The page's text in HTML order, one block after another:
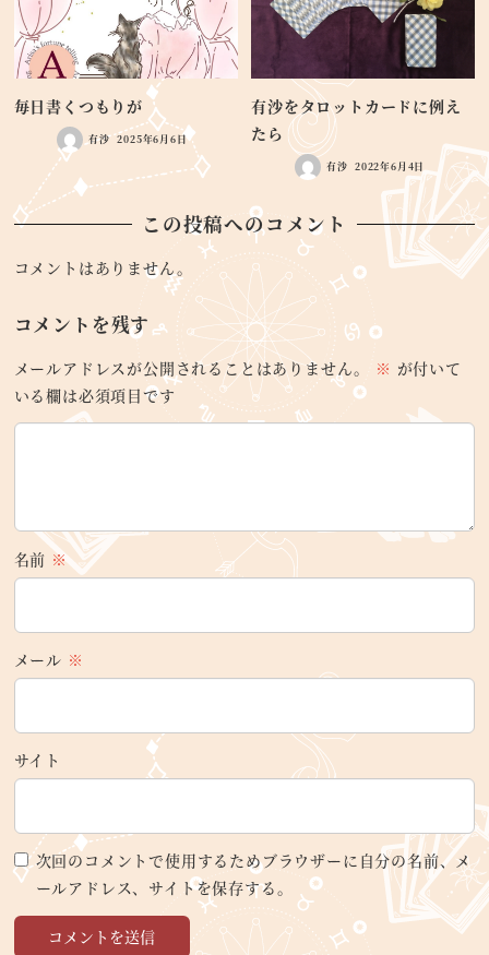
毎日書くつもりが
有沙 2025年6月6日
有沙をタロットカードに例え
たら
有沙 2022年6月4日
この投稿へのコメント
コメントはありません。
コメントを残す
メールアドレスが公開されることはありません。 ※ が付いて
いる欄は必須項目です
名前 ※
メール ※
サイト
次回のコメントで使用するためブラウザーに自分の名前、メ
ールアドレス、サイトを保存する。